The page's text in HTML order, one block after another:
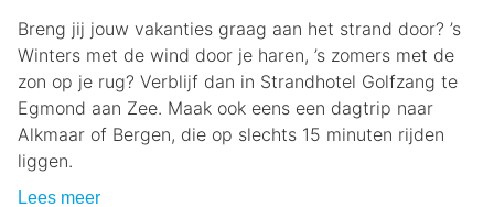
Breng jij jouw vakanties graag aan het strand door? ’s
Winters met de wind door je haren, ’s zomers met de
zon op je rug? Verblijf dan in Strandhotel Golfzang te
Egmond aan Zee. Maak ook eens een dagtrip naar
Alkmaar of Bergen, die op slechts 15 minuten rijden
liggen.
Lees meer